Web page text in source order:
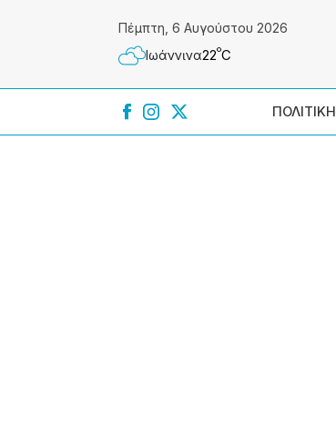
Πέμπτη, 6 Αυγούστου 2026
Ιωάννɩνα22ºC
ΠΟΛΙΤΙΚΗ